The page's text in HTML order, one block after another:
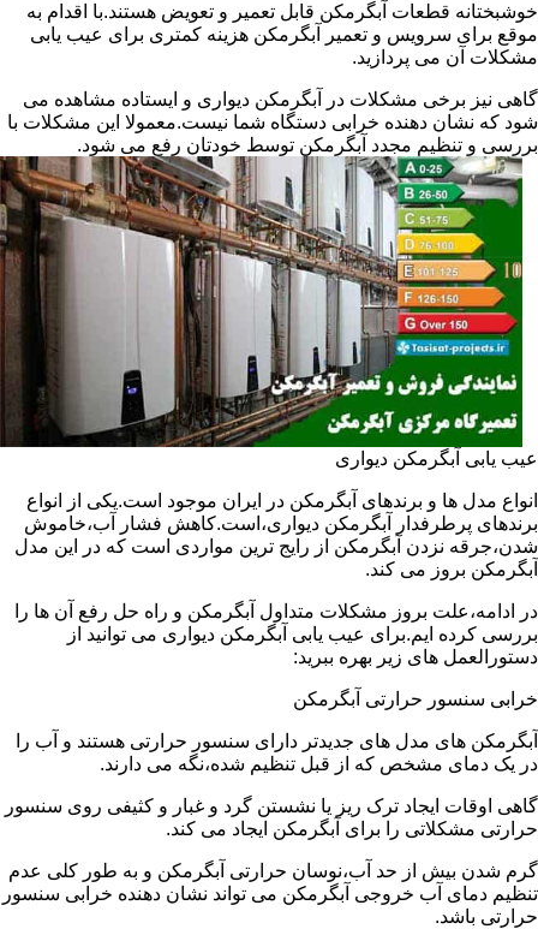
خوشبختانه قطعات آبگرمکن قابل تعمیر و تعویض هستند.با اقدام به
موقع برای سرویس و تعمیر آبگرمکن هزینه کمتری برای عیب یابی
مشکلات آن می پردازید.
گاهی نیز برخی مشکلات در آبگرمکن دیواری و ایستاده مشاهده می
شود که نشان دهنده خرابی دستگاه شما نیست.معمولا این مشکلات با
بررسی و تنظیم مجدد آبگرمکن توسط خودتان رفع می شود.
عیب یابی آبگرمکن دیواری
انواع مدل ها و برندهای آبگرمکن در ایران موجود است.یکی از انواع
برندهای پرطرفدار آبگرمکن دیواری،است.کاهش فشار آب،خاموش
شدن،جرقه نزدن آبگرمکن از رایج ترین مواردی است که در این مدل
آبگرمکن بروز می کند.
در ادامه،علت بروز مشکلات متداول آبگرمکن و راه حل رفع آن ها را
بررسی کرده ایم.برای عیب یابی آبگرمکن دیواری می توانید از
دستورالعمل های زیر بهره ببرید:
خرابی سنسور حرارتی آبگرمکن
آبگرمکن های مدل های جدیدتر دارای سنسور حرارتی هستند و آب را
در یک دمای مشخص که از قبل تنظیم شده،نگه می دارند.
گاهی اوقات ایجاد ترک ریز یا نشستن گرد و غبار و کثیفی روی سنسور
حرارتی مشکلاتی را برای آبگرمکن ایجاد می کند.
گرم شدن بیش از حد آب،نوسان حرارتی آبگرمکن و به طور کلی عدم
تنظیم دمای آب خروجی آبگرمکن می تواند نشان دهنده خرابی سنسور
حرارتی باشد.